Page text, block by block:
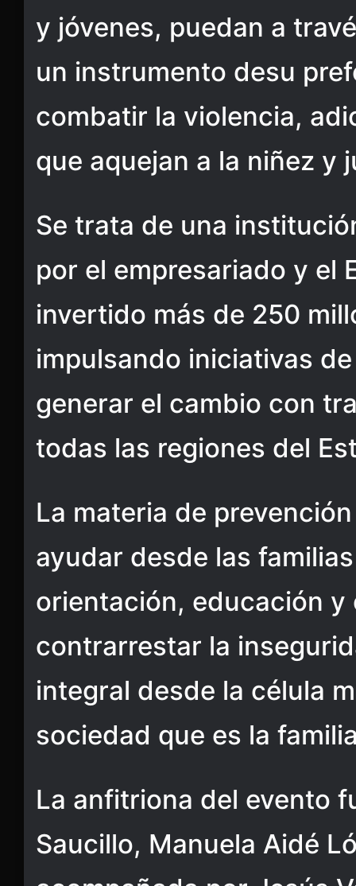
y jóvenes, puedan a
un instrumento desu
combatir la violencia,
que aquejan a la niñez y
Se trata de una
por el empresariado y el
invertido más de 250
impulsando iniciativas
generar el cambio con
todas las regiones del
La materia de
ayudar desde las
orientación, educación y
contrarrestar la
integral desde la célula
sociedad que es la
La anfitriona del evento
Saucillo, Manuela Aidé